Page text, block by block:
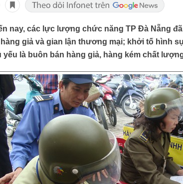
nay, các lực lượng chức năng TP Đà Nẵng
giả và gian lận thương mại; khởi tố hình
yếu là buôn bán hàng giả, hàng kém chất